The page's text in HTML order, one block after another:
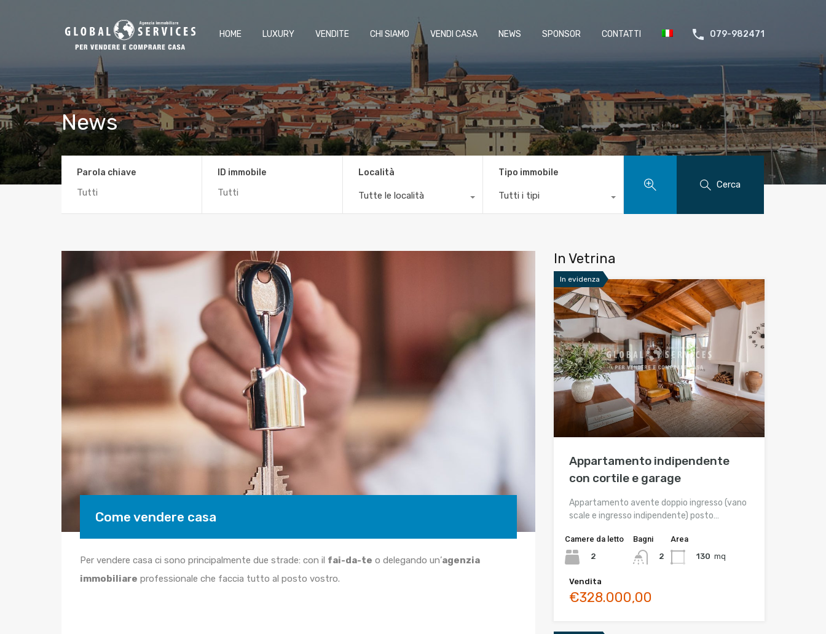
HOME LUXURY VENDITE CHI SIAMO VENDI CASA NEWS SPONSOR CONTATTI 079-982471
News
Parola chiave ID immobile Località
Tutte le località
Tipo immobile
Tutti i tipi
Cerca
Come vendere casa
Per vendere casa ci sono principalmente due strade: con il fai-da-te o delegando un’agenzia
immobiliare professionale che faccia tutto al posto vostro.
In Vetrina
In evidenza
Appartamento indipendente
con cortile e garage
Appartamento avente doppio ingresso (vano
scale e ingresso indipendente) posto…
Camere da letto
2
Bagni
2
Area
130 mq
Vendita
€328.000,00